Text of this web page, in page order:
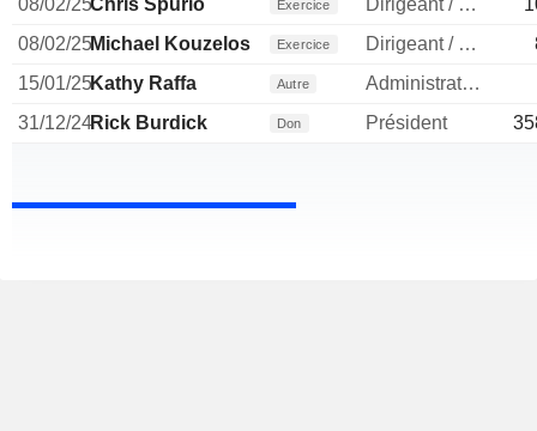
08/02/25Chris Spurio Exercice Dirigeant / cadre principal
08/02/25Michael Kouzelos Exercice Dirigeant / cadre principal
15/01/25Kathy Raffa Autre
Administrateur
31/12/24Rick Burdick Don Président